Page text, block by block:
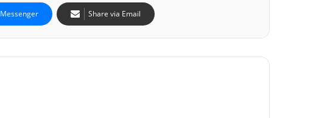
Messenger Share via Email